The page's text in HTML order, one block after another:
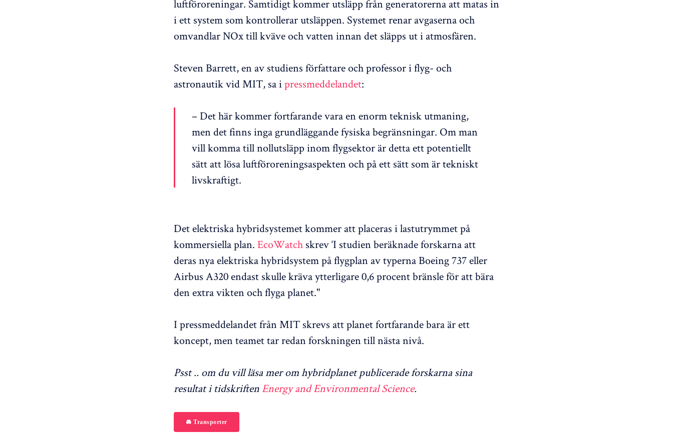
luftföroreningar. Samtidigt kommer utsläpp från generatorerna att matas in
i ett system som kontrollerar utsläppen. Systemet renar avgaserna och
omvandlar NOx till kväve och vatten innan det släpps ut i atmosfären.
Steven Barrett, en av studiens författare och professor i flyg- och
astronautik vid MIT, sa ipressmeddelandet:
– Det här kommer fortfarande vara en enorm teknisk utmaning,
men det finns inga grundläggande fysiska begränsningar. Om man
vill komma till nollutsläpp inom flygsektor är detta ett potentiellt
sätt att lösa luftföroreningsaspekten och på ett sätt som är tekniskt
livskraftigt.
Det elektriska hybridsystemet kommer att placeras i lastutrymmet på
kommersiella plan. EcoWatch skrev ‘I studien beräknade forskarna att
deras nya elektriska hybridsystem på flygplan av typerna Boeing 737 eller
Airbus A320 endast skulle kräva ytterligare 0,6 procent bränsle för att bära
den extra vikten och flyga planet."
I pressmeddelandet från MIT skrevs att planet fortfarande bara är ett
koncept, men teamet tar redan forskningen till nästa nivå.
Psst .. om du vill läsa mer om hybridplanet publicerade forskarna sina
resultat i tidskriftenEnergy and Environmental Science.
🚘 Transporter